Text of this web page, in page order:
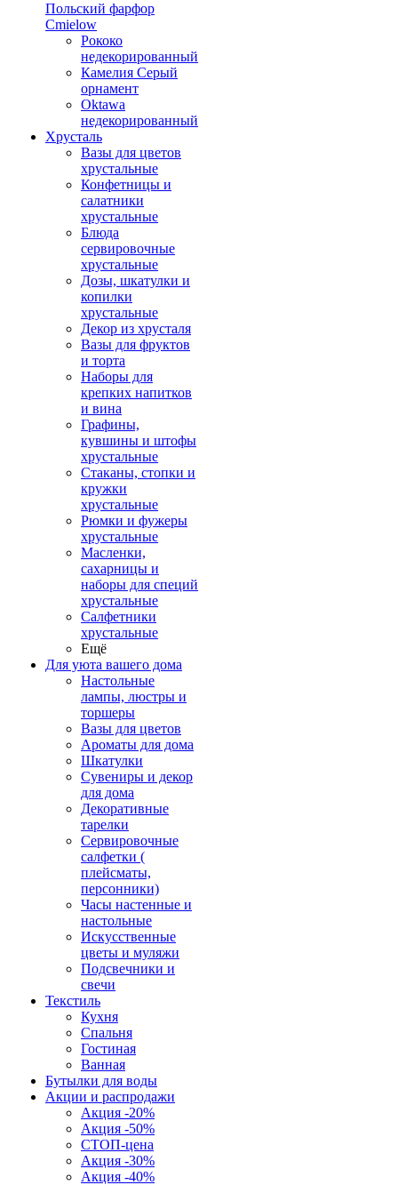
Польский фарфор
Сmielow
Рококо
недекорированный
Камелия Серый
орнамент
Oktawa
недекорированный
Хрусталь
Вазы для цветов
хрустальные
Конфетницы и
салатники
хрустальные
Блюда
сервировочные
хрустальные
Дозы, шкатулки и
копилки
хрустальные
Декор из хрусталя
Вазы для фруктов
и торта
Наборы для
крепких напитков
и вина
Графины,
кувшины и штофы
хрустальные
Стаканы, стопки и
кружки
хрустальные
Рюмки и фужеры
хрустальные
Масленки,
сахарницы и
наборы для специй
хрустальные
Салфетники
хрустальные
Ещё
Для уюта вашего дома
Настольные
лампы, люстры и
торшеры
Вазы для цветов
Ароматы для дома
Шкатулки
Сувениры и декор
для дома
Декоративные
тарелки
Сервировочные
салфетки (
плейсматы,
персонники)
Часы настенные и
настольные
Искусственные
цветы и муляжи
Подсвечники и
свечи
Текстиль
Кухня
Спальня
Гостиная
Ванная
Бутылки для воды
Акции и распродажи
Акция -20%
Акция -50%
СТОП-цена
Акция -30%
Акция -40%